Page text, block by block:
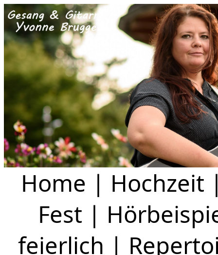
Home | Hochzeit
Fest |
feierlich |